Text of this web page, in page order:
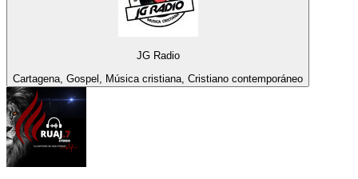
JG Radio
Cartagena, Gospel, Música cristiana, Cristiano contemporáneo